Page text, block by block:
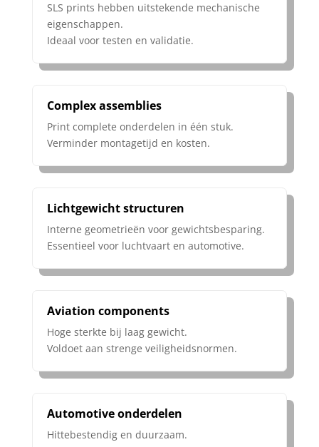
SLS prints hebben uitstekende mechanische
eigenschappen.
Ideaal voor testen en validatie.
Complex assemblies
Print complete onderdelen in één stuk.
Verminder montagetijd en kosten.
Lichtgewicht structuren
Interne geometrieën voor gewichtsbesparing.
Essentieel voor luchtvaart en automotive.
Aviation components
Hoge sterkte bij laag gewicht.
Voldoet aan strenge veiligheidsnormen.
Automotive onderdelen
Hittebestendig en duurzaam.